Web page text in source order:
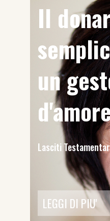
Il
un
Lasciti
LEGGI DI PIU'